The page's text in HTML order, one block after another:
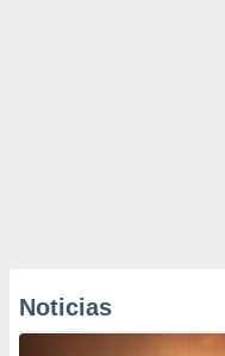
Noticias